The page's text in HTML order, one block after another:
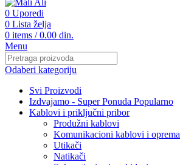
0 Uporedi
0 Lista želja
0 items / 0.00 din.
Menu
Odaberi kategoriju
Svi Proizvodi
Izdvajamo - Super Ponuda Popularno
Kablovi i priključni pribor
Produžni kablovi
Komunikacioni kablovi i oprema
Utikači
Natikači